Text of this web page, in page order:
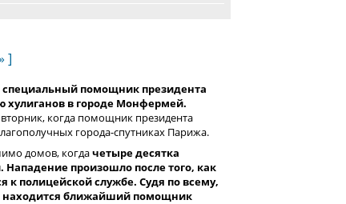
]
помощник президента
хулиганов в городе Монфермей.
когда помощник президента
города-спутниках Парижа.
домов, когдачетыре десятка
произошло после того, как
к полицейской службе. Судя по всему,
находится ближайший помощник